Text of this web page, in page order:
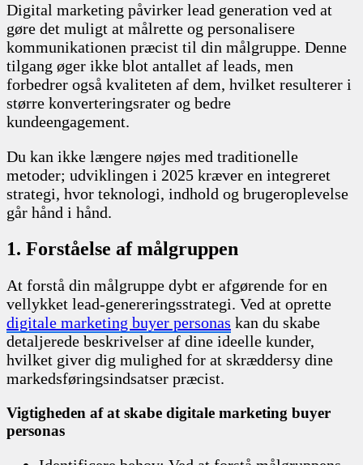
Digital marketing påvirker lead generation ved at
gøre det muligt at målrette og personalisere
kommunikationen præcist til din målgruppe. Denne
tilgang øger ikke blot antallet af leads, men
forbedrer også kvaliteten af dem, hvilket resulterer i
større konverteringsrater og bedre
kundeengagement.
Du kan ikke længere nøjes med traditionelle
metoder; udviklingen i 2025 kræver en integreret
strategi, hvor teknologi, indhold og brugeroplevelse
går hånd i hånd.
1. Forståelse af målgruppen
At forstå din målgruppe dybt er afgørende for en
vellykket lead-genereringsstrategi. Ved at oprette
digitale marketing buyer personas kan du skabe
detaljerede beskrivelser af dine ideelle kunder,
hvilket giver dig mulighed for at skræddersy dine
markedsføringsindsatser præcist.
Vigtigheden af at skabe digitale marketing buyer
personas